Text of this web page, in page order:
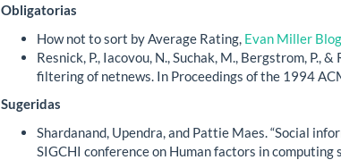
Obligatorias
How not to sort by Average Rating, Evan Miller Blog
Resnick, P., Iacovou, N., Suchak, M., Bergstrom,
filtering of netnews. In Proceedings of the 1994
Sugeridas
Shardanand, Upendra, and Pattie Maes. “Social
SIGCHI conference on Human factors in